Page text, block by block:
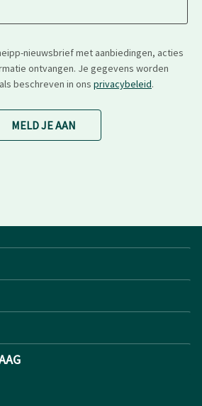
nieuwsbrief met aanbiedingen, acties
ontvangen. Je gegevens worden
beschreven in ons privacybeleid.
MELD JE AAN